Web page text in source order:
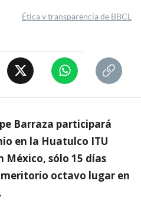
Ética y transparencia de BBCL
Barraza participará
en la Huatulco ITU
México, sólo 15 días
meritorio octavo lugar en